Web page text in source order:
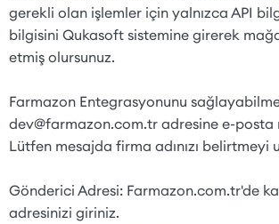
gerekli olan işlemler için yalnızca API
bilgisini Qukasoft sistemine girerek
etmiş olursunuz.
Farmazon Entegrasyonunu
dev@farmazon.com.tr adresine e-posta
Lütfen mesajda firma adınızı belirtmeyi
Gönderici Adresi: Farmazon.com.tr'de
adresinizi giriniz.